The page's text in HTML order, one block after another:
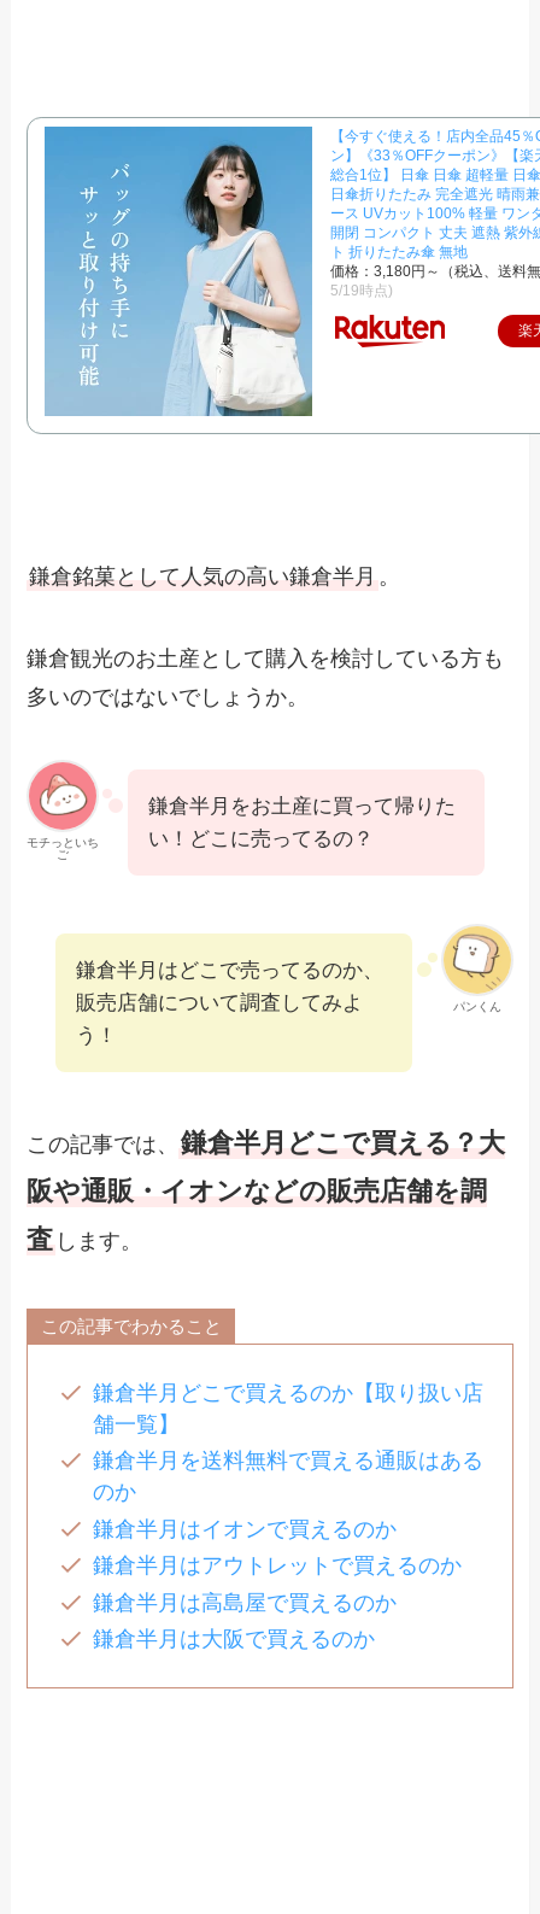
【今すぐ使える！店内全品45
ン】《33％OFFクーポン》【楽
総合1位】 日傘 日傘 超軽量 日
日傘折りたたみ 完全遮光 晴雨
ース UVカット100% 軽量 ワン
開閉 コンパクト 丈夫 遮熱 紫外
ト 折りたたみ傘 無地
価格：3,180円～（税込、送料
5/19時点)
楽
鎌倉銘菓として人気の高い鎌倉半月 。
鎌倉観光のお土産として購入を検討している方も
多いのではないでしょうか。
モチっといち
ご
鎌倉半月をお土産に買って帰りた
い！どこに売ってるの？
パンくん
鎌倉半月はどこで売ってるのか、
販売店舗について調査してみよ
う！
この記事では、 鎌倉半月どこで買える？大
阪や通販・イオンなどの販売店舗を調
査 します。
この記事でわかること
鎌倉半月どこで買えるのか【取り扱い店
舗一覧】
鎌倉半月を送料無料で買える通販はある
のか
鎌倉半月はイオンで買えるのか
鎌倉半月はアウトレットで買えるのか
鎌倉半月は高島屋で買えるのか
鎌倉半月は大阪で買えるのか